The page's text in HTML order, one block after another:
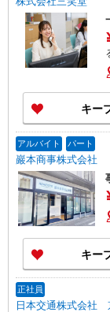
キー
アルバイト パート
巖本商事株式会社
キー
正社員
日本交通株式会社